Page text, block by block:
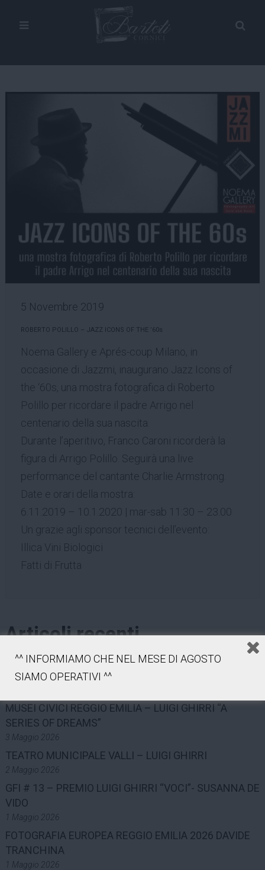
5 Novembre 2019
ROBERTO POLILLO – JAZZ ICONS OF THE ’60s
Noema Gallery e Aprés-coup Milano, in
occasione di Jazzmi, inaugurano Jazz Icons of
the ‘60s, una mostra fotografica di Roberto
Polillo per ricordare il padre Arrigo nel
centenario della sua nascita.
Durante l’aperitivo, Franco Caroni ricorderà la
figura di Arrigo Polillo. Seguirà una live
performance del cantante Charlie Armstrong.
Date e orari della mostra:
6.11.2019 – 10.1.2020 | mar-sab 11:30 – 23.00
Un grazie agli sponsor tecnici dell’evento:
Illica Vini Biologici
Fatti di Frutta
Articoli recenti
MUSEI CIVICI REGGIO EMILIA – LUIGI GHIRRI “A
SERIES OF DREAMS”
MUSEI CIVICI REGGIO EMILIA – LUIGI GHIRRI “A
SERIES OF DREAMS”
3 Maggio 2026
TEATRO MUNICIPALE VALLI – LUIGI GHIRRI
2 Maggio 2026
GFI # 13 – PREMIO LUIGI GHIRRI “VOCI”- SUSANNA DE
VIDO
1 Maggio 2026
FOTOGRAFIA EUROPEA REGGIO EMILIA 2026 DAVIDE
TRANCHINA
1 Maggio 2026
^^ INFORMIAMO CHE NEL MESE DI AGOSTO
SIAMO OPERATIVI ^^